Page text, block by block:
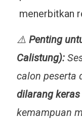
menerbitkan
⚠️ Penting
Calistung):
calon peserta
dilarang keras
kemampuan